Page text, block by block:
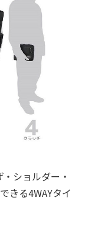
ショルダー・
きる4WAYタイ